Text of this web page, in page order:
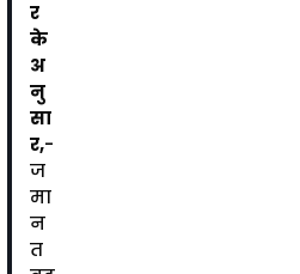
र
के
अ
नु
सा
र,-
ज
मा
न
त